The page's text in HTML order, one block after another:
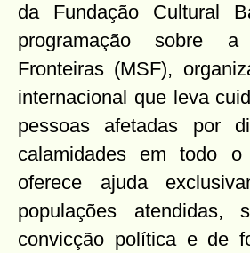
da Fundação Cultural
programação sobre
Fronteiras (MSF),
internacional que leva
pessoas afetadas por
calamidades em todo
oferece ajuda
populações
convicção política e de